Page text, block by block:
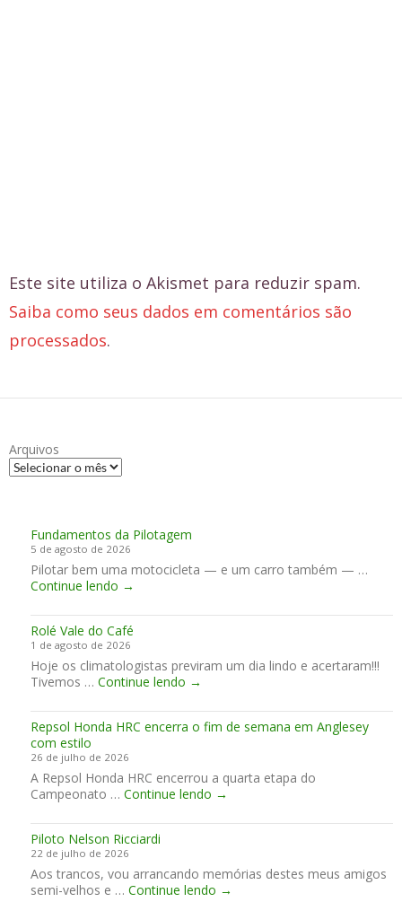
Este site utiliza o Akismet para reduzir spam.
Saiba como seus dados em comentários são
processados.
Arquivos
Fundamentos da Pilotagem
5 de agosto de 2026
Pilotar bem uma motocicleta — e um carro também — …
Continue lendo F
n
d
a
m
e
t
o
d
a
P
l
o
t
a
g
→
Rolé Vale do Café
1 de agosto de 2026
Hoje os climatologistas previram um dia lindo e acertaram!!!
Tivemos … Continue lendo R
l
é
l
e
o
f
é
→
Repsol Honda HRC encerra o fim de semana em Anglesey
com estilo
26 de julho de 2026
A Repsol Honda HRC encerrou a quarta etapa do
Campeonato … Continue lendo R
p
l
H
→
Piloto Nelson Ricciardi
22 de julho de 2026
Aos trancos, vou arrancando memórias destes meus amigos
semi-velhos e … Continue lendo P
→